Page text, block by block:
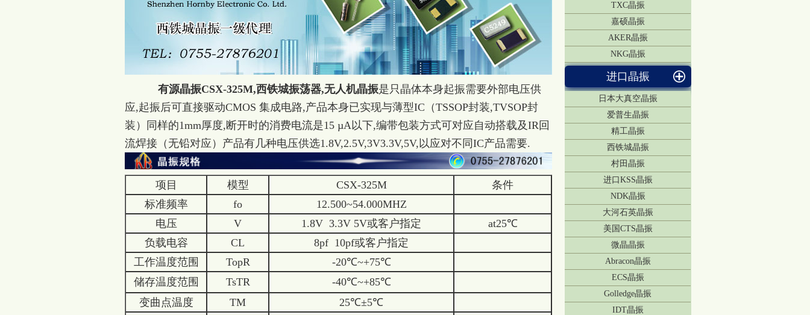
TXC晶振
嘉硕晶振
AKER晶振
NKG晶振
进口晶振
日本大真空晶振
爱普生晶振
精工晶振
西铁城晶振
村田晶振
进口KSS晶振
NDK晶振
大河石英晶振
美国CTS晶振
微晶晶振
Abracon晶振
ECS晶振
Golledge晶振
IDT晶振
有源晶振CSX-325M,西铁城振荡器,无人机晶振是只晶体本身起振需要外部电压供
应,起振后可直接驱动CMOS 集成电路,产品本身已实现与薄型IC（TSSOP封装,TVSOP封
装）同样的1mm厚度,断开时的消费电流是15 µA以下,编带包装方式可对应自动搭载及IR回
流焊接（无铅对应）产品有几种电压供选1.8V,2.5V,3V3.3V,5V,以应对不同IC产品需要.
项目 模型 CSX-325M
条件
标准频率
fo
12.500~54.000MHZ
电压
V 1.8V 3.3V 5V或客户指定
at25℃
负载电容
CL
8pf 10pf或客户指定
工作温度范围
TopR
-20℃~+75℃
储存温度范围
TsTR
-40℃~+85℃
变曲点温度
TM
25℃±5℃